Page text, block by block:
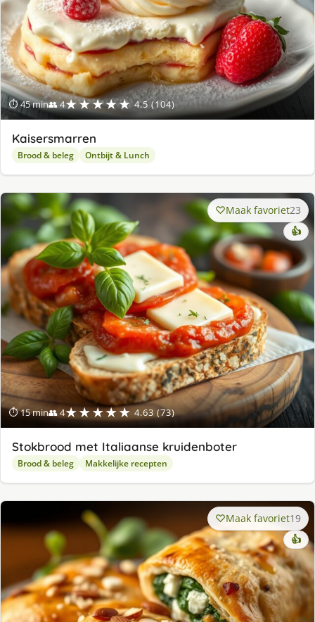
⏱ 45 min👥 4★★★★★ 4.5 (104)
Kaisersmarren
Brood & beleg Ontbijt & Lunch
⏱ 15 min👥 4★★★★★ 4.63 (73)
Maak favoriet23
👍
Stokbrood met Italiaanse kruidenboter
Brood & beleg Makkelijke recepten
Maak favoriet19
👍